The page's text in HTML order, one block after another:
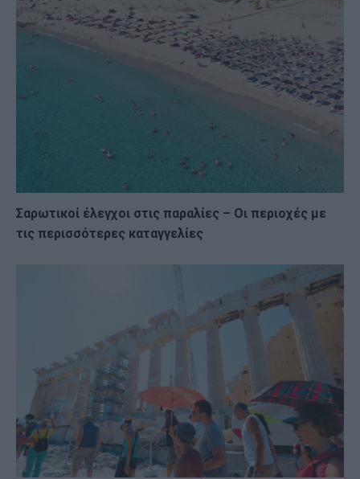
Σαρωτικοί έλεγχοι στις παραλίες – Οι περιοχές με
τις περισσότερες καταγγελίες